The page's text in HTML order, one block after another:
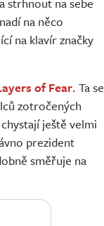
na něco
na klavír značky
of Fear. Ta se
zotročených
ještě velmi
prezident
směřuje na